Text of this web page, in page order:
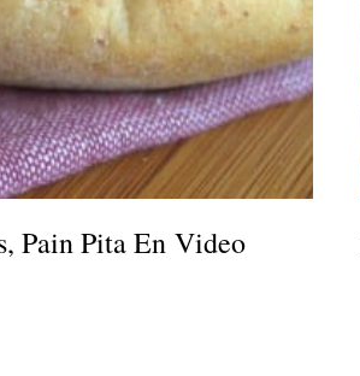
Pain Pita En Video